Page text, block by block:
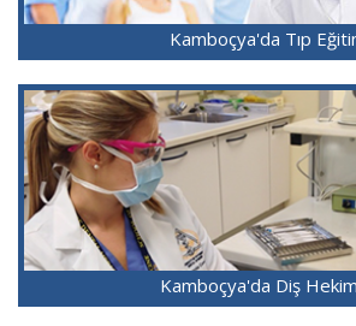
Kamboçya'da Tıp
Kamboçya'da Diş